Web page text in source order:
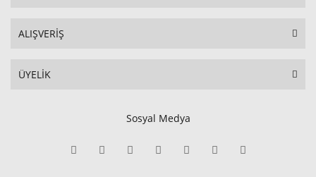
ALIŞVERİŞ
ÜYELİK
Sosyal Medya